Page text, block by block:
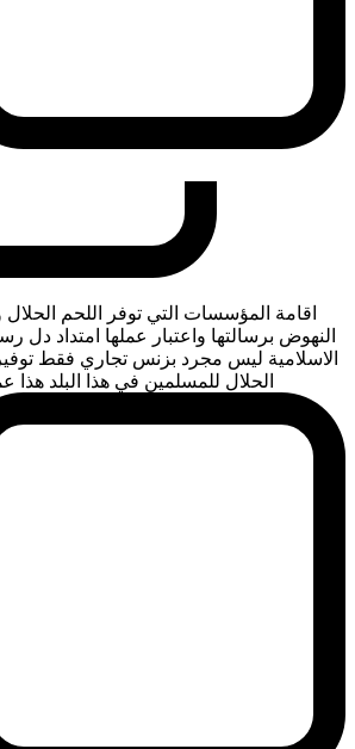
اقامة المؤسسات التي توفر اللحم الحلال
النهوض برسالتها واعتبار عملها امتداد دل
الاسلامية ليس مجرد بزنس تجاري فقط توفير
الحلال للمسلمين في هذا البلد هذا